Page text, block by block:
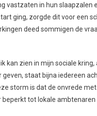
vastzaten in hun slaapzalen
ging, zorgde dit voor een
deed sommigen de
kan zien in mijn sociale
staat bijna iedereen
storm is dat de onvrede
tot lokale